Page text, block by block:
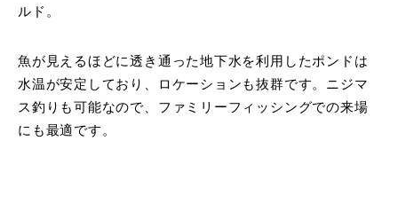
ルド。
魚が見えるほどに透き通った地下水を利用したポンドは
水温が安定しており、ロケーションも抜群です。ニジマ
ス釣りも可能なので、ファミリーフィッシングでの来場
にも最適です。